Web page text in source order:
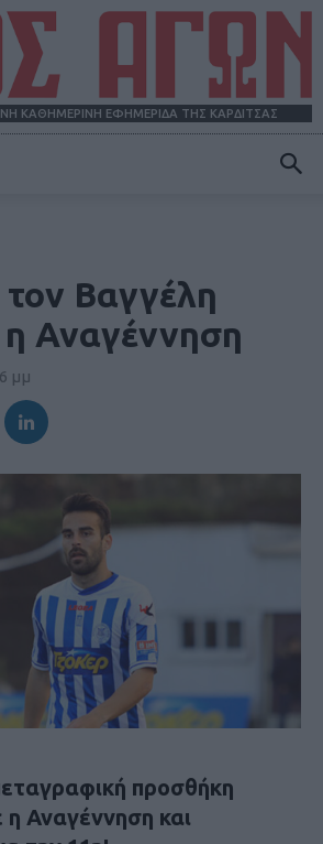
ΚΑΘΗΜΕΡΙΝΗ ΕΦΗΜΕΡΙΔΑ ΤΗΣ ΚΑΡΔΙΤΣΑΣ
τον Βαγγέλη
Αναγέννηση
μμ
προσθήκη
Αναγέννηση και